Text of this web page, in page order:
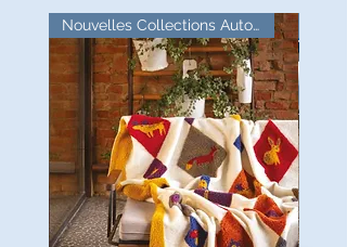
Nouvelles Collections Automne